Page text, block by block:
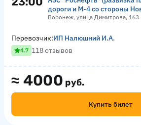
дороги и М-4 со стороны
Воронеж, улица Димитрова, 163
≈ 4000 руб.
Купить билет
Перевозчик:ИП Налюшний И.А.
4.7 118 отзывов